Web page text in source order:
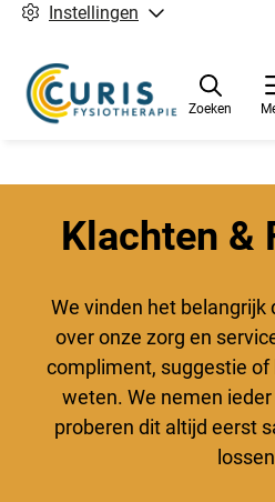
Instellingen
Zoeken
Klachten &
We vinden het belangrijk
over onze zorg en
compliment, suggestie
weten. We nemen
proberen dit altijd eerst